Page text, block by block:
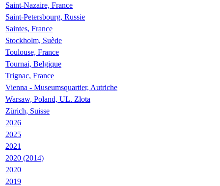
Saint-Nazaire, France
Saint-Petersbourg, Russie
Saintes, France
Stockholm, Suède
Toulouse, France
Tournai, Belgique
Trignac, France
Vienna - Museumsquartier, Autriche
Warsaw, Poland, UL. Zlota
Zürich, Suisse
2026
2025
2021
2020 (2014)
2020
2019